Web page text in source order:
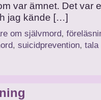
var ämnet. Det var
jag kände […]
om självmord,
, suicidprevention, tala